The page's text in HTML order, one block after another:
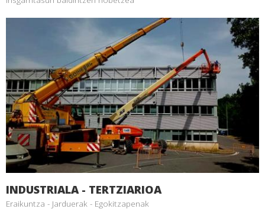
INDUSTRIALA - TERTZIARIOA
Eraikuntza - Jarduerak - Egokitzapenak